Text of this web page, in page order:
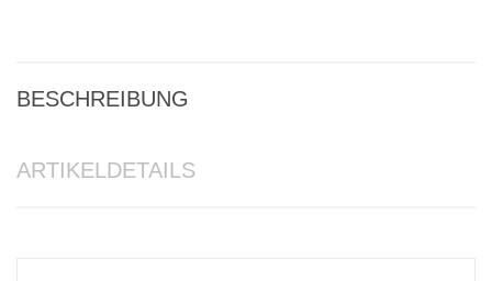
BESCHREIBUNG
ARTIKELDETAILS